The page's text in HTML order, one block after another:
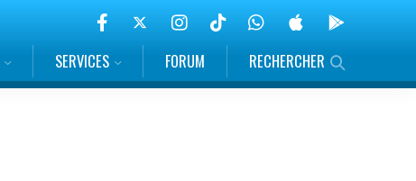
SERVICES FORUM RECHERCHER